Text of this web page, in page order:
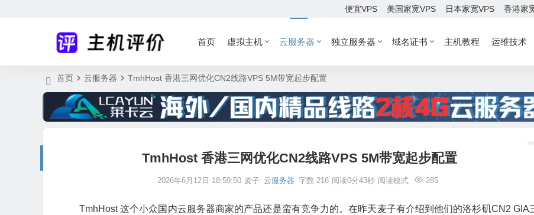
便宜VPS 美国家宽VPS 日本家宽VPS 香港家
首页 虚拟主机 云服务器 独立服务器 域名证书 主机教程 运维技术
首页 云服务器 TmhHost 香港三网优化CN2线路VPS 5M带宽起步配置
TmhHost 香港三网优化CN2线路VPS 5M带宽起步配置
2026年6月12日 18:59:50 麦子 云服务器 285
字数 216 阅读0分43秒 阅读模式
TmhHost 这个小众国内云服务器商家的产品还是蛮有竞争力的。在昨天麦子有介绍到他们的洛杉矶CN2 GIA